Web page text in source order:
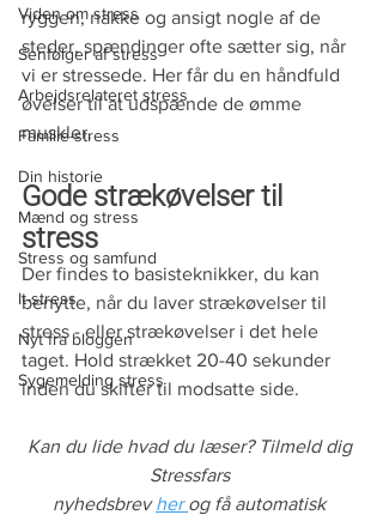
Viden om stress
Senfølger af stress
Arbejdsrelateret stress
Familie-stress
Din historie
Mænd og stress
Stress og samfund
It-stress
Nyt fra bloggen
Sygemelding stress
ryggen, nakke og ansigt nogle af de
steder, spændinger ofte sætter sig, når
vi er stressede. Her får du en håndfuld
øvelser til at udspænde de ømme
muskler.
Gode strækøvelser til
stress
Der findes to basisteknikker, du kan
benytte, når du laver strækøvelser til
stress - eller strækøvelser i det hele
taget. Hold strækket 20-40 sekunder
inden du skifter til modsatte side.
Kan du lide hvad du læser? Tilmeld dig
Stressfars
nyhedsbrev her og få automatisk